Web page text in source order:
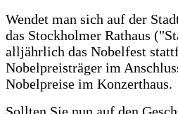
Wendet man sich auf der
das Stockholmer Rathaus
alljährlich das Nobelfest
Nobelpreisträger im
Nobelpreise im Konzerthaus.
Sollten Sie nun auf den